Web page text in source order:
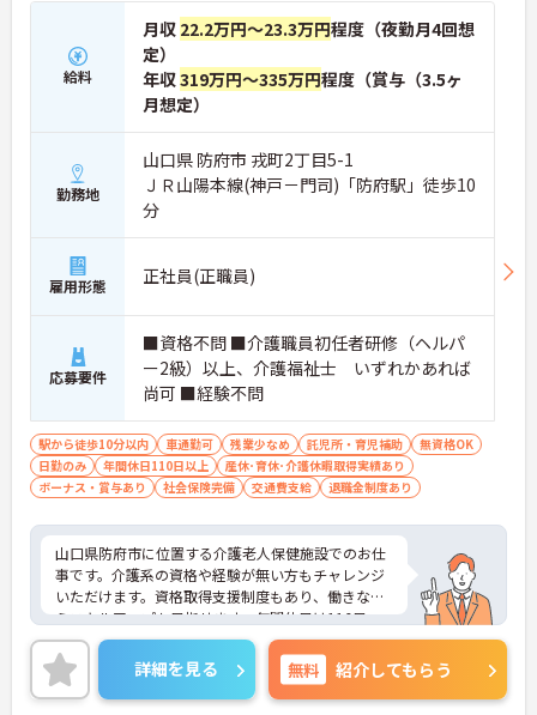
給料
月収 22.2万円～23.3万円程度（夜勤月4回想
定）
年収319万円～335万円程度（賞与（3.5ヶ
月想定）
勤務地
山口県 防府市 戎町2丁目5-1
ＪＲ山陽本線(神戸－門司)「防府駅」徒歩10
分
雇用形態 正社員(正職員)
応募要件
■資格不問 ■介護職員初任者研修（ヘルパ
ー2級）以上、介護福祉士 いずれかあれば
尚可 ■経験不問
駅から徒歩10分以内 車通勤可 残業少なめ 託児所・育児補助
無資格OK
日勤のみ
年間休日110日以上
産休･育休･介護休暇取得実績あり
ボーナス・賞与あり
社会保険完備 交通費支給 退職金制度あり
山口県防府市に位置する介護老人保健施設でのお仕
事です。介護系の資格や経験が無い方もチャレンジ
いただけます。資格取得支援制度もあり、働きなが
らスキルアップも目指せます。年間休日は116日、
残業も少なく、ワークライフバランスも重視した働
き方が叶います。ご興味のある方には、面接対策ポ
イントなど、さらに詳細をお話しいたしますのでお
気軽にご相談ください！
詳細を見る 無料 紹介してもらう